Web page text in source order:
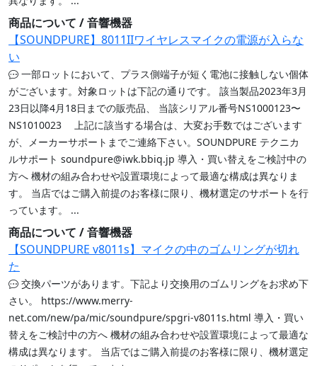
商品について / 音響機器
【SOUNDPURE】8011IIワイヤレスマイクの電源が入らな
い
一部ロットにおいて、プラス側端子が短く電池に接触しない個体
がございます。対象ロットは下記の通りです。 該当製品2023年3月
23日以降4月18日までの販売品、 当該シリアル番号NS1000123〜
NS1010023 上記に該当する場合は、大変お手数ではございます
が、メーカーサポートまでご連絡下さい。SOUNDPURE テクニカ
ルサポート soundpure@iwk.bbiq.jp 導入・買い替えをご検討中の
方へ 機材の組み合わせや設置環境によって最適な構成は異なりま
す。 当店ではご購入前提のお客様に限り、機材選定のサポートを行
っています。 ...
商品について / 音響機器
【SOUNDPURE v8011s】マイクの中のゴムリングが切れ
た
交換パーツがあります。下記より交換用のゴムリングをお求め下
さい。 https://www.merry-
net.com/new/pa/mic/soundpure/spgri-v8011s.html 導入・買い
替えをご検討中の方へ 機材の組み合わせや設置環境によって最適な
構成は異なります。 当店ではご購入前提のお客様に限り、機材選定